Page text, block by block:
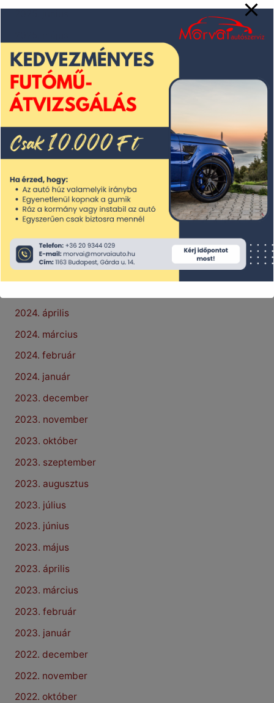
2025. április
2025. március
2025. február
2024. december
2024. október
2024. szeptember
2024. augusztus
2024. július
2024. június
2024. április
2024. március
2024. február
2024. január
2023. december
2023. november
2023. október
2023. szeptember
2023. augusztus
2023. július
2023. június
2023. május
2023. április
2023. március
2023. február
2023. január
2022. december
2022. november
2022. október